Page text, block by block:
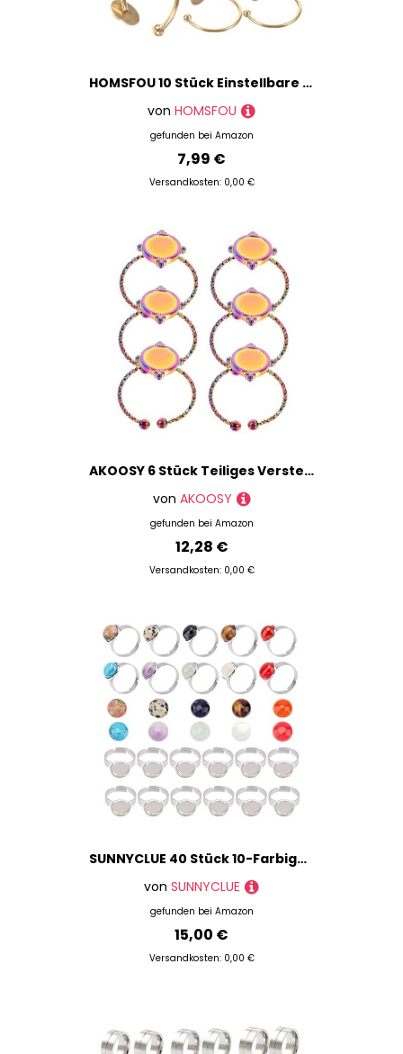
HOMSFOU 10 Stück Einstellbare Edelstahl Ringbasis DIY Ringrohlinge für Schmuckherstellung Leichte Verstellbare Fingerring basen zum Basteln und Kreativen Gestalten von Schmuck
von HOMSFOU
gefunden bei Amazon
7,99 €
Versandkosten: 0,00 €
AKOOSY 6 Stück Teiliges Verstellbare Ringrohlinge aus Edelstahl Ovale Offene Ringbasen für DIY Schmuckherstellung Glatte Oberfläche zum Gravieren und Basteln Farbige Grundplatten für
von AKOOSY
gefunden bei Amazon
12,28 €
Versandkosten: 0,00 €
SUNNYCLUE 40 Stück 10-Farbige Edelstein-Cabochon-Fassungen, Verstellbarer Ringrohling Mit 10 mm Edelstein-Cabochon-Ringherstellungsset Für DIY-Schmuckherstellung, Bastelbedarf
von SUNNYCLUE
gefunden bei Amazon
15,00 €
Versandkosten: 0,00 €